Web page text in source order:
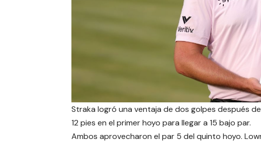
Straka logró una ventaja de dos golpes después
12 pies en el primer hoyo para llegar a 15 bajo par.
Ambos aprovecharon el par 5 del quinto hoyo.